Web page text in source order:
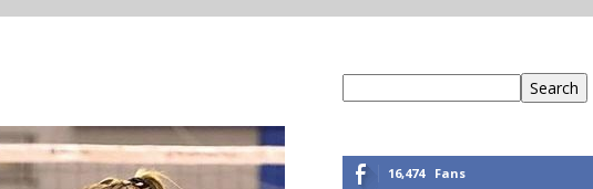
Türkinfo
Search
16,474 Fans